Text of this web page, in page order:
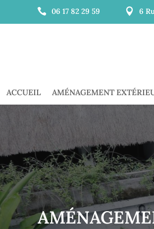
 06 17 82 29 59  6
ACCUEIL AMÉNAGEMENT